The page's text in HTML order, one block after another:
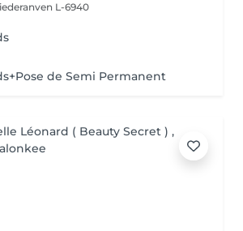
L-6940
de Semi Permanent